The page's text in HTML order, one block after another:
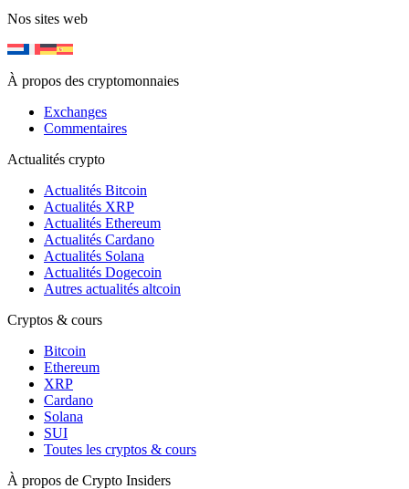
Nos sites web
À propos des cryptomonnaies
Exchanges
Commentaires
Actualités crypto
Actualités Bitcoin
Actualités XRP
Actualités Ethereum
Actualités Cardano
Actualités Solana
Actualités Dogecoin
Autres actualités altcoin
Cryptos & cours
Bitcoin
Ethereum
XRP
Cardano
Solana
SUI
Toutes les cryptos & cours
À propos de Crypto Insiders